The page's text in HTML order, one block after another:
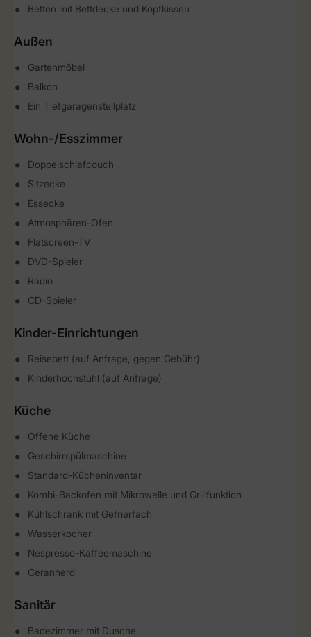
Betten mit Bettdecke und Kopfkissen
Außen
Gartenmöbel
Balkon
Ein Tiefgaragenstellplatz
Wohn-/Esszimmer
Doppelschlafcouch
Sitzecke
Essecke
Atmosphären-Ofen
Flatscreen-TV
DVD-Spieler
Radio
CD-Spieler
Kinder-Einrichtungen
Reisebett (auf Anfrage, gegen Gebühr)
Kinderhochstuhl (auf Anfrage)
Küche
Offene Küche
Geschirrspülmaschine
Standard-Kücheninventar
Kombi-Backofen mit Mikrowelle und Grillfunktion
Kühlschrank mit Gefrierfach
Wasserkocher
Nespresso-Kaffeemaschine
Ceranherd
Sanitär
Badezimmer mit Dusche